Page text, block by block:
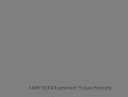
AMBITION Luminarc Steak Friends